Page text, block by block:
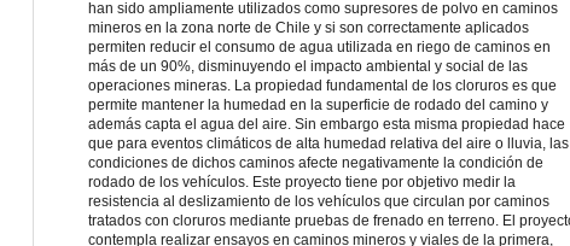
han sido ampliamente utilizados como supresores de polvo en caminos
mineros en la zona norte de Chile y si son correctamente aplicados
permiten reducir el consumo de agua utilizada en riego de caminos en
más de un 90%, disminuyendo el impacto ambiental y social de las
operaciones mineras. La propiedad fundamental de los cloruros es que
permite mantener la humedad en la superficie de rodado del camino y
además capta el agua del aire. Sin embargo esta misma propiedad hace
que para eventos climáticos de alta humedad relativa del aire o lluvia, las
condiciones de dichos caminos afecte negativamente la condición de
rodado de los vehículos. Este proyecto tiene por objetivo medir la
resistencia al deslizamiento de los vehículos que circulan por caminos
tratados con cloruros mediante pruebas de frenado en terreno. El
contempla realizar ensayos en caminos mineros y viales de la primera,